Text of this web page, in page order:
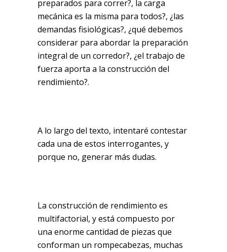
preparados para correr?, la carga
mecánica es la misma para todos?, ¿las
demandas fisiológicas?, ¿qué debemos
considerar para abordar la preparación
integral de un corredor?, ¿el trabajo de
fuerza aporta a la construcción del
rendimiento?.
A lo largo del texto, intentaré contestar
cada una de estos interrogantes, y
porque no, generar más dudas.
La construcción de rendimiento es
multifactorial, y está compuesto por
una enorme cantidad de piezas que
conforman un rompecabezas, muchas